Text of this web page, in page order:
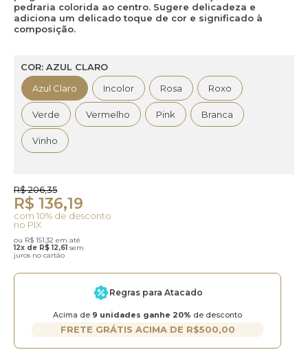
pedraria colorida ao centro. Sugere delicadeza e
adiciona um delicado toque de cor e significado à
composição.
COR: AZUL CLARO
Azul Claro
Incolor Rosa Roxo
Verde Vermelho Pink Branca
Vinho
R$ 206,35
R$ 136,19
com 10% de desconto
no PIX
ou R$ 151,32 em até
12x de R$ 12,61 sem
juros no cartão
Regras para Atacado
Acima de 9 unidades ganhe 20% de desconto
FRETE GRÁTIS ACIMA DE R$500,00